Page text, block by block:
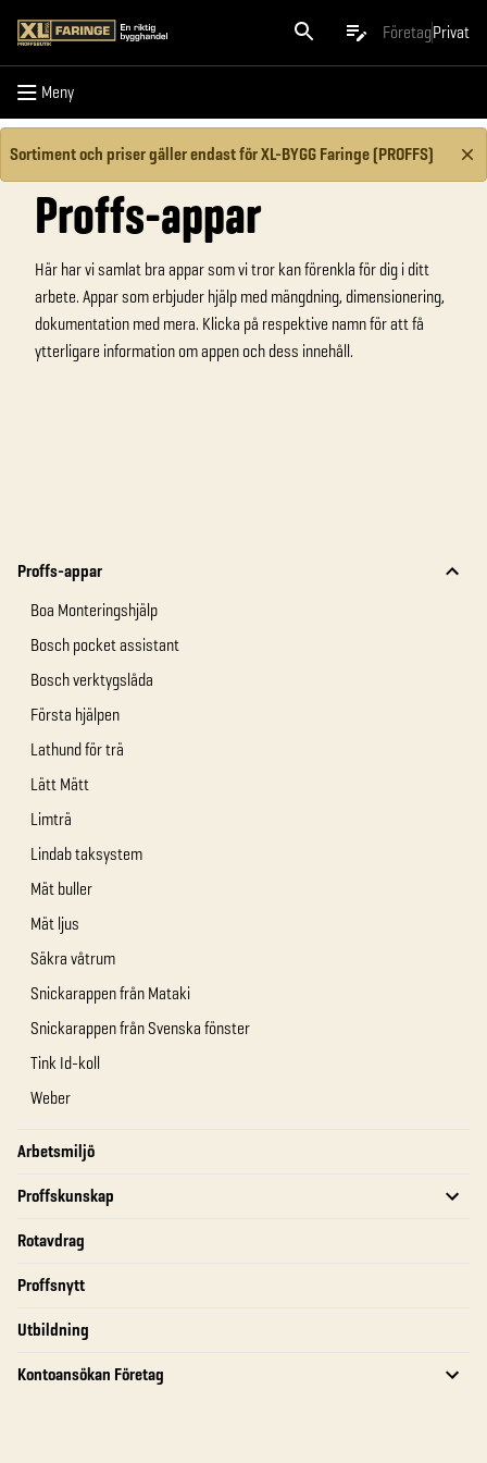
FöretagPrivat
Meny
Meny
Sortiment och priser gäller endast för XL-BYGG Faringe (PROFFS)
Proffs-appar
Boa Monteringshjälp
Bosch pocket assistant
Bosch verktygslåda
Första hjälpen
Lathund för trä
Lätt Mätt
Limträ
Lindab taksystem
Mät buller
Mät ljus
Säkra våtrum
Snickarappen från Mataki
Snickarappen från Svenska fönster
Tink Id-koll
Weber
Arbetsmiljö
Proffskunskap
Rotavdrag
Proffsnytt
Utbildning
Kontoansökan Företag
Proffs-appar
Här har vi samlat bra appar som vi tror kan förenkla för dig i ditt
arbete. Appar som erbjuder hjälp med mängdning, dimensionering,
dokumentation med mera. Klicka på respektive namn för att få
ytterligare information om appen och dess innehåll.